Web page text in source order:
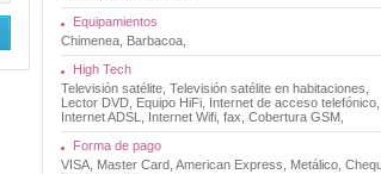
Equipamientos
Chimenea, Barbacoa,
High Tech
Televisión satélite, Televisión satélite en habitaciones,
Lector DVD, Equipo HiFi, Internet de acceso telefónico,
Internet ADSL, Internet Wifi, fax, Cobertura GSM,
Forma de pago
VISA, Master Card, American Express, Metálico,